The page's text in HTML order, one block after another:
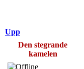
Upp
Den stegrande
kamelen